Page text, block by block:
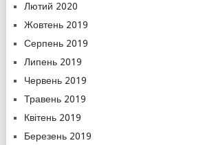
Лютий 2020
Жовтень 2019
Серпень 2019
Липень 2019
Червень 2019
Травень 2019
Квітень 2019
Березень 2019